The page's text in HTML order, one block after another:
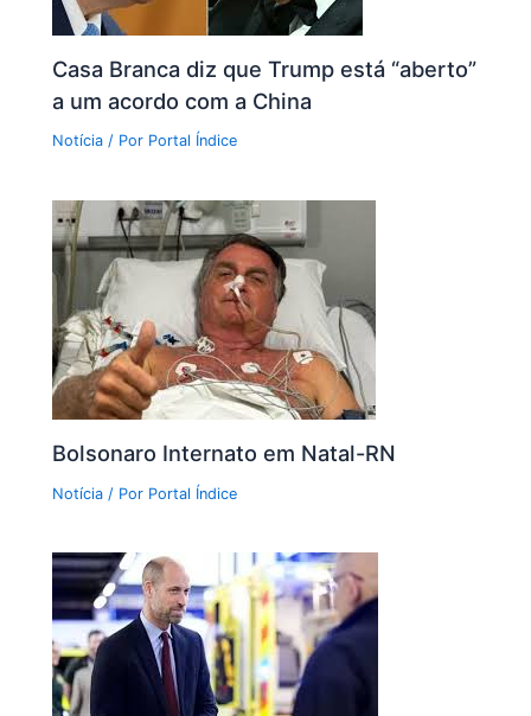
Casa Branca diz que Trump está “aberto”
a um acordo com a China
Notícia / Por Portal Índice
Bolsonaro Internato em Natal-RN
Notícia / Por Portal Índice